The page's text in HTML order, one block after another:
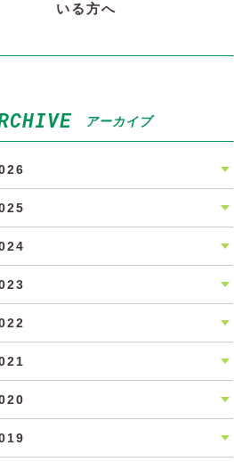
いる方へ
アーカイブ